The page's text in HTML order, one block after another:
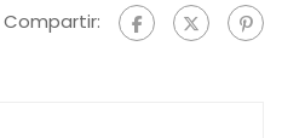
Compartir: